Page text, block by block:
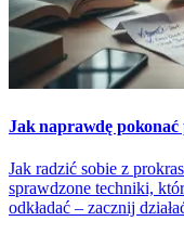
Jak naprawdę pokonać
Jak radzić sobie z
sprawdzone techniki,
odkładać – zacznij